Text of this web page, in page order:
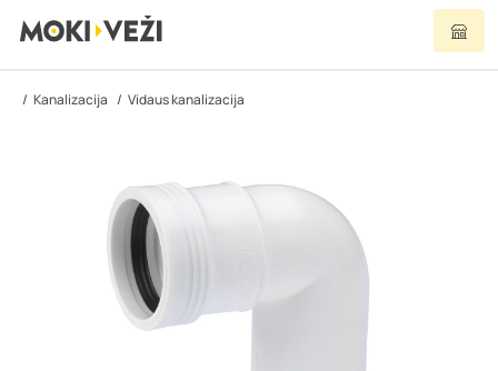
Kanalizacija Vidaus kanalizacija